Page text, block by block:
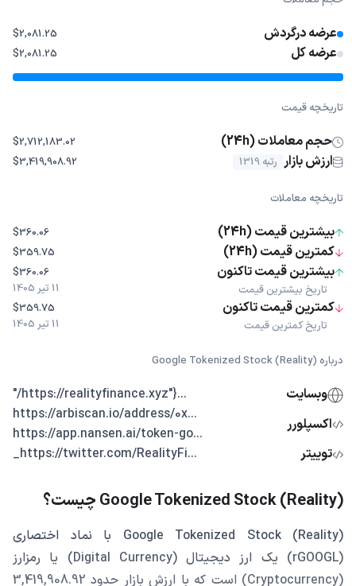
عرضه درگردش $2,081.25
عرضه کل $2,081.25
تاریخچه قیمت
حجم معاملات (24h) $2,712,183.02
ارزش بازار رتبه 1319 $3,419,908.92
تاریخچه معاملات
بیشترین قیمت (24h) $360.06
کمترین قیمت (24h) $359.75
بیشترین قیمت تاکنون
تاریخ بیشترین قیمت
$360.06
11 تیر 1405
کمترین قیمت تاکنون
تاریخ کمترین قیمت
$359.75
11 تیر 1405
درباره Google Tokenized Stock (Reality)
وبسایت
...{"https://realityfinance.xyz/"
اکسپلورر
...https://arbiscan.io/address/0x
...https://app.nansen.ai/token-go
توییتر
...https://twitter.com/RealityFi_
Google Tokenized Stock (Reality) چیست؟
Google Tokenized Stock (Reality) با نماد اختصاری
(rGOOGL) یک ارز دیجیتال (Digital Currency) یا رمزارز
(Cryptocurrency) است که با ارزش بازار حدود 3,419,908.92